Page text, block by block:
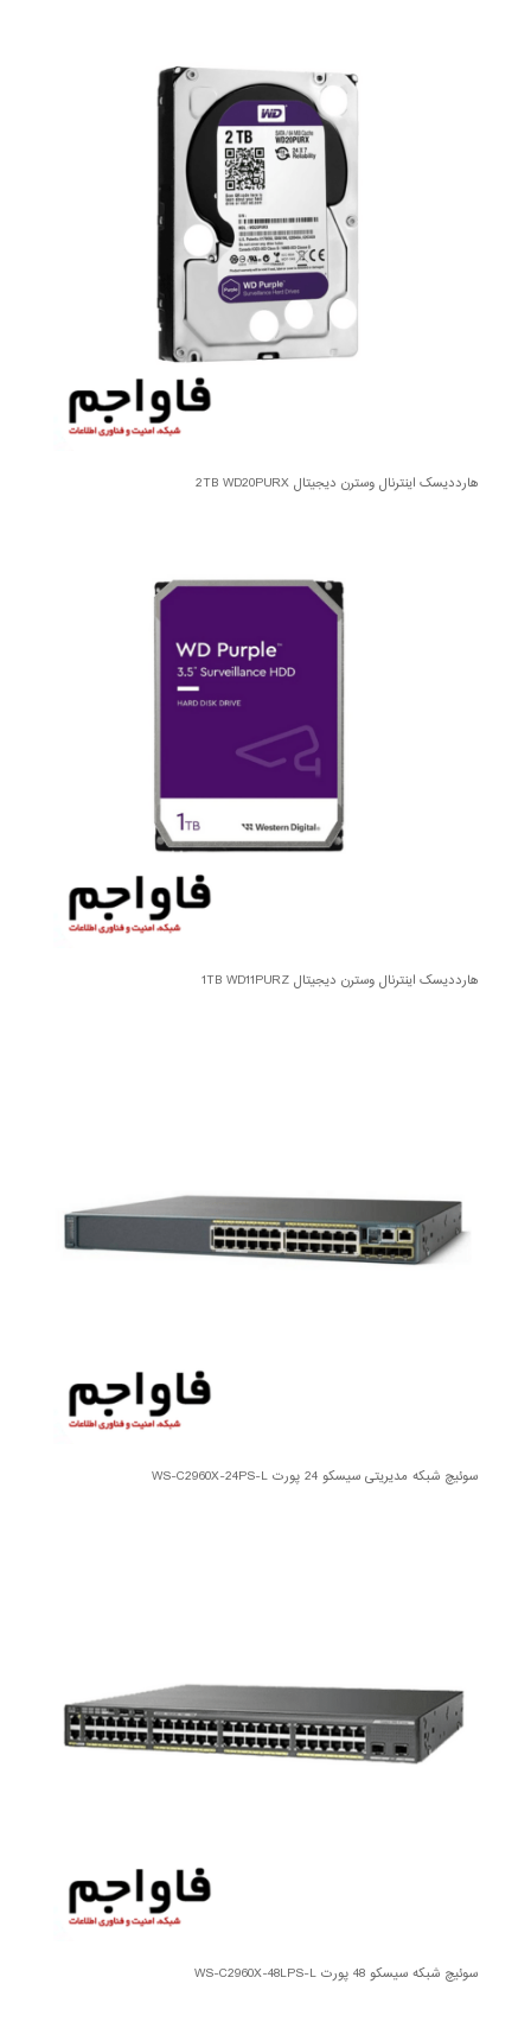
هارددیسک اینترنال وسترن دیجیتال 2TB WD20PURX
هارددیسک اینترنال وسترن دیجیتال 1TB WD11PURZ
سوئیچ شبکه مدیریتی سیسکو 24 پورت WS-C2960X-24PS-L
سوئیچ شبکه سیسکو 48 پورت WS-C2960X-48LPS-L